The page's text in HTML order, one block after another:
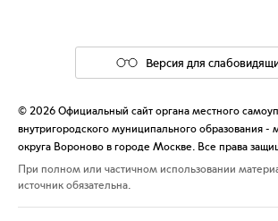
Версия для
© 2026 Официальный сайт органа местного
внутригородского муниципального образования -
округа Вороново в городе Москве. Все права
При полном или частичном использовании
источник обязательна.